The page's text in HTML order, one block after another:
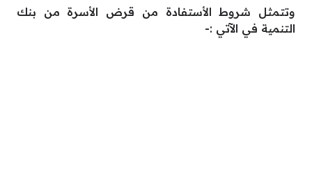
وتتمثل شروط الأستفادة من قرض الأسرة من بنك
التنمية في الآتي :-